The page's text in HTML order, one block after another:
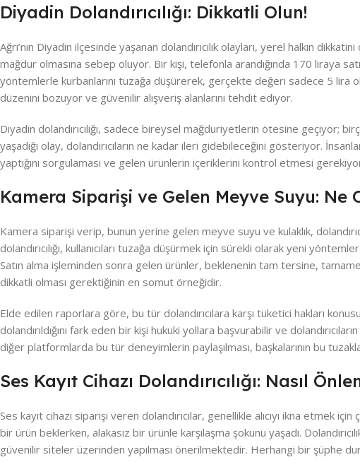
Diyadin Dolandırıcılığı: Dikkatli Olun!
Ağrı’nın Diyadin ilçesinde yaşanan dolandırıcılık olayları, yerel halkın
mağdur olmasına sebep oluyor. Bir kişi, telefonla arandığında 170 liraya
yöntemlerle kurbanlarını tuzağa düşürerek, gerçekte değeri sadece 5 lira
düzenini bozuyor ve güvenilir alışveriş alanlarını tehdit ediyor.
Diyadin dolandırıcılığı, sadece bireysel mağduriyetlerin ötesine geçiyor;
yaşadığı olay, dolandırıcıların ne kadar ileri gidebileceğini gösteriyor.
yaptığını sorgulaması ve gelen ürünlerin içeriklerini kontrol etmesi
Kamera Siparişi ve Gelen Meyve Suyu: Ne
Kamera siparişi verip, bunun yerine gelen meyve suyu ve kulaklık,
dolandırıcılığı, kullanıcıları tuzağa düşürmek için sürekli olarak yeni
Satın alma işleminden sonra gelen ürünler, beklenenin tam tersine,
dikkatli olması gerektiğinin en somut örneğidir.
Elde edilen raporlara göre, bu tür dolandırıcılara karşı tüketici hakları
dolandırıldığını fark eden bir kişi hukuki yollara başvurabilir ve
diğer platformlarda bu tür deneyimlerin paylaşılması, başkalarının bu
Ses Kayıt Cihazı Dolandırıcılığı: Nasıl
Ses kayıt cihazı siparişi veren dolandırıcılar, genellikle alıcıyı ikna etmek
bir ürün beklerken, alakasız bir ürünle karşılaşma şokunu yaşadı.
güvenilir siteler üzerinden yapılması önerilmektedir. Herhangi bir şüphe